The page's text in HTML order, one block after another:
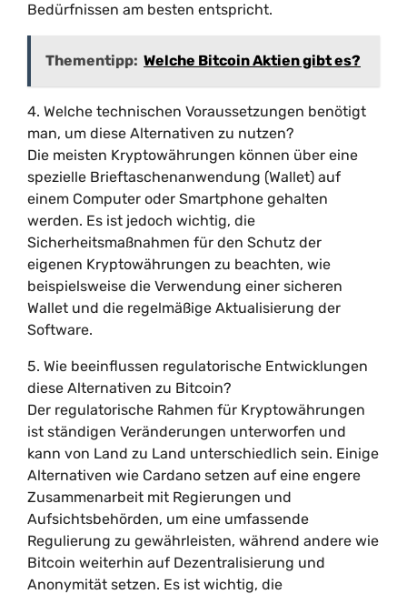
Bedürfnissen am besten entspricht.
Thementipp: Welche Bitcoin Aktien gibt es?
4. Welche technischen Voraussetzungen benötigt
man, um diese Alternativen zu nutzen?
Die meisten Kryptowährungen können über eine
spezielle Brieftaschenanwendung (Wallet) auf
einem Computer oder Smartphone gehalten
werden. Es ist jedoch wichtig, die
Sicherheitsmaßnahmen für den Schutz der
eigenen Kryptowährungen zu beachten, wie
beispielsweise die Verwendung einer sicheren
Wallet und die regelmäßige Aktualisierung der
Software.
5. Wie beeinflussen regulatorische Entwicklungen
diese Alternativen zu Bitcoin?
Der regulatorische Rahmen für Kryptowährungen
ist ständigen Veränderungen unterworfen und
kann von Land zu Land unterschiedlich sein. Einige
Alternativen wie Cardano setzen auf eine engere
Zusammenarbeit mit Regierungen und
Aufsichtsbehörden, um eine umfassende
Regulierung zu gewährleisten, während andere wie
Bitcoin weiterhin auf Dezentralisierung und
Anonymität setzen. Es ist wichtig, die